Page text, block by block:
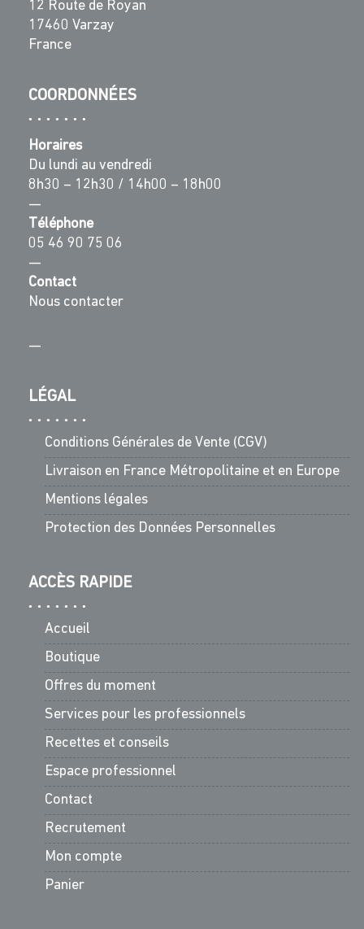
12 Route de Royan
17460 Varzay
France
COORDONNÉES
Horaires
Du lundi au vendredi
8h30 – 12h30 / 14h00 – 18h00
—
Téléphone
05 46 90 75 06
—
Contact
Nous contacter
—
LÉGAL
Conditions Générales de Vente (CGV)
Livraison en France Métropolitaine et en Europe
Mentions légales
Protection des Données Personnelles
ACCÈS RAPIDE
Accueil
Boutique
Offres du moment
Services pour les professionnels
Recettes et conseils
Espace professionnel
Contact
Recrutement
Mon compte
Panier